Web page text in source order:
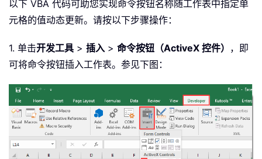
以下 VBA 代码可助您实现命令按钮名称随工作表中指定单
元格的值动态更新。请按以下步骤操作：
1. 单击开发工具 > 插入 > 命令按钮（ActiveX 控件） ，即
可将命令按钮插入工作表。参见下图：